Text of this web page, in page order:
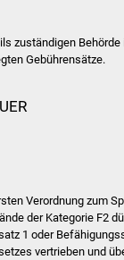
zuständigen
Gebührensätze.
Verordnung zum
der Kategorie F2
1 oder
vertrieben und